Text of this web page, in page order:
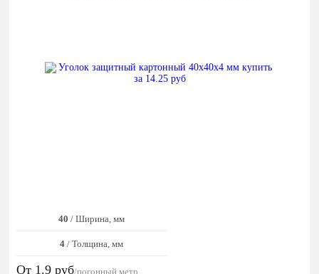
40 / Ширина, мм
4 / Толщина, мм
От 1.9 руб/погонный метр